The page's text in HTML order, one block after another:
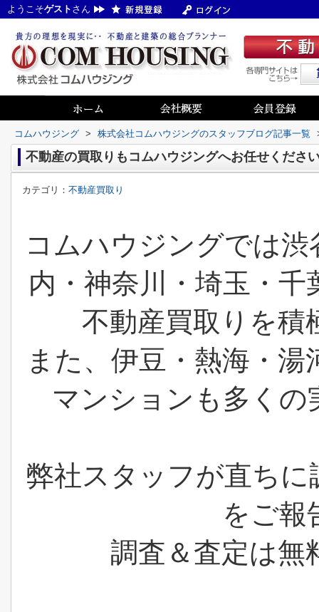
ようこそゲスト さん
コムハウジング > 株式会社コムハウジングのスタッフブログ記事一覧
不動産の買取りもコムハウジングへお任せくださ
カテゴリ： 不動産買取り
コムハウジングでは
内・神奈川・埼玉・
不動産買取りを積
また、伊豆・熱海・
マンションも多く
弊社スタッフが直ち
をご報
調査＆査定は無